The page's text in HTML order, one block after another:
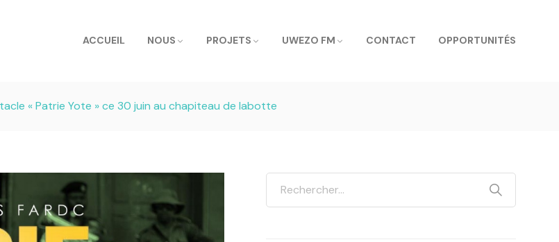
ACCUEIL NOUS PROJETS UWEZO FM CONTACT OPPORTUNITÉS
« Patrie Yote » ce 30 juin au chapiteau de labotte